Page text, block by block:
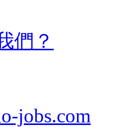
們？
jobs.com